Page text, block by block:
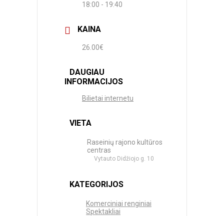
18:00 - 19:40
KAINA
26.00€
DAUGIAU
INFORMACIJOS
Bilietai internetu
VIETA
Raseinių rajono kultūros
centras
Vytauto Didžiojo g. 10
KATEGORIJOS
Komerciniai renginiai
Spektakliai